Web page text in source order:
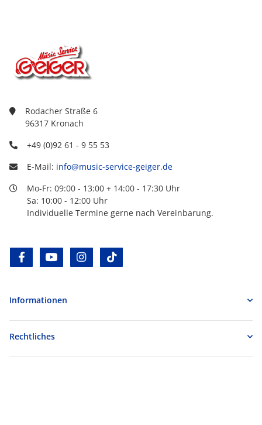
Rodacher Straße 6
96317 Kronach
+49 (0)92 61 - 9 55 53
E-Mail: info@music-service-geiger.de
Mo-Fr: 09:00 - 13:00 + 14:00 - 17:30 Uhr
Sa: 10:00 - 12:00 Uhr
Individuelle Termine gerne nach Vereinbarung.
facebookyoutube instagram
Informationen
Rechtliches